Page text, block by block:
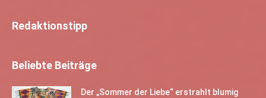
Redaktionstipp
Beliebte Beiträge
Der „Sommer der Liebe“ erstrahlt blumig